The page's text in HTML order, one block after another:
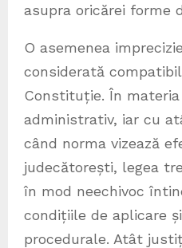
asupra oricărei forme
O asemenea
considerată
Constituție. În
administrativ, iar cu
când norma vizează
judecătorești, legea
în mod neechivoc
condițiile de aplicare
procedurale. Atât